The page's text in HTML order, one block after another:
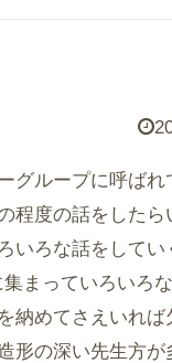
グループに呼ば
程度の話をした
いろな話をして
まっていろいろ
納めてさえいれ
形の深い先生方